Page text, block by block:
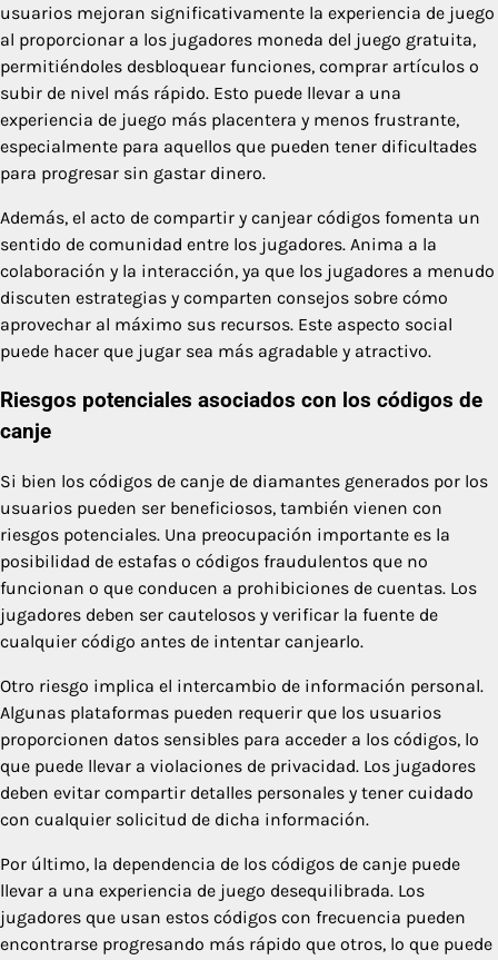
usuarios mejoran significativamente la experiencia de juego
al proporcionar a los jugadores moneda del juego gratuita,
permitiéndoles desbloquear funciones, comprar artículos o
subir de nivel más rápido. Esto puede llevar a una
experiencia de juego más placentera y menos frustrante,
especialmente para aquellos que pueden tener dificultades
para progresar sin gastar dinero.
Además, el acto de compartir y canjear códigos fomenta un
sentido de comunidad entre los jugadores. Anima a la
colaboración y la interacción, ya que los jugadores a menudo
discuten estrategias y comparten consejos sobre cómo
aprovechar al máximo sus recursos. Este aspecto social
puede hacer que jugar sea más agradable y atractivo.
Riesgos potenciales asociados con los códigos de
canje
Si bien los códigos de canje de diamantes generados por los
usuarios pueden ser beneficiosos, también vienen con
riesgos potenciales. Una preocupación importante es la
posibilidad de estafas o códigos fraudulentos que no
funcionan o que conducen a prohibiciones de cuentas. Los
jugadores deben ser cautelosos y verificar la fuente de
cualquier código antes de intentar canjearlo.
Otro riesgo implica el intercambio de información personal.
Algunas plataformas pueden requerir que los usuarios
proporcionen datos sensibles para acceder a los códigos, lo
que puede llevar a violaciones de privacidad. Los jugadores
deben evitar compartir detalles personales y tener cuidado
con cualquier solicitud de dicha información.
Por último, la dependencia de los códigos de canje puede
llevar a una experiencia de juego desequilibrada. Los
jugadores que usan estos códigos con frecuencia pueden
encontrarse progresando más rápido que otros, lo que puede